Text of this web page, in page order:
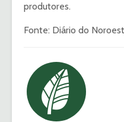
produtores.
Fonte: Diário do